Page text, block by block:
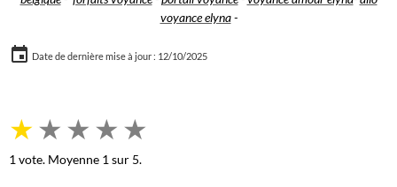
voyance elyna-
Date de dernière mise à jour : 12/10/2025
★★ ★ ★ ★
1 vote. Moyenne 1 sur 5.